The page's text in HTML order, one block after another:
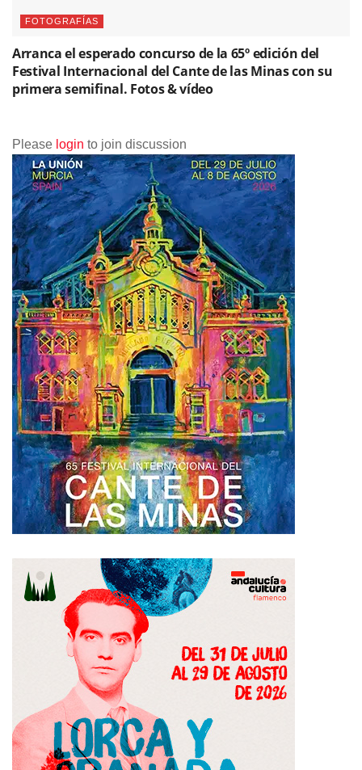
FOTOGRAFÍAS
Arranca el esperado concurso de la 65º edición del
Festival Internacional del Cante de las Minas con su
primera semifinal. Fotos & vídeo
Please login to join discussion